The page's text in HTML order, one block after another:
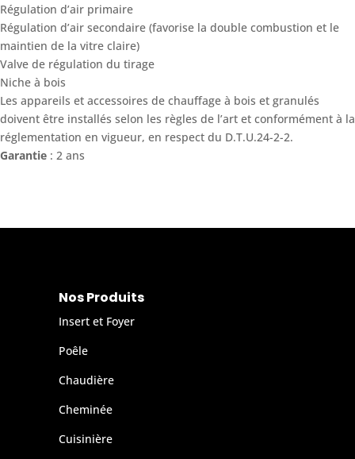
Régulation d’air primaire
Régulation d’air secondaire (favorise la double combustion et le
maintien de la vitre claire)
Valve de régulation du tirage
Niche à bois
Les appareils et accessoires de chauffage à bois et granulés
doivent être installés selon les règles de l’art et conformément à la
réglementation en vigueur, en respect du D.T.U.24-2-2.
Garantie : 2 ans
Nos Produits
Insert et Foyer
Poêle
Chaudière
Cheminée
Cuisinière